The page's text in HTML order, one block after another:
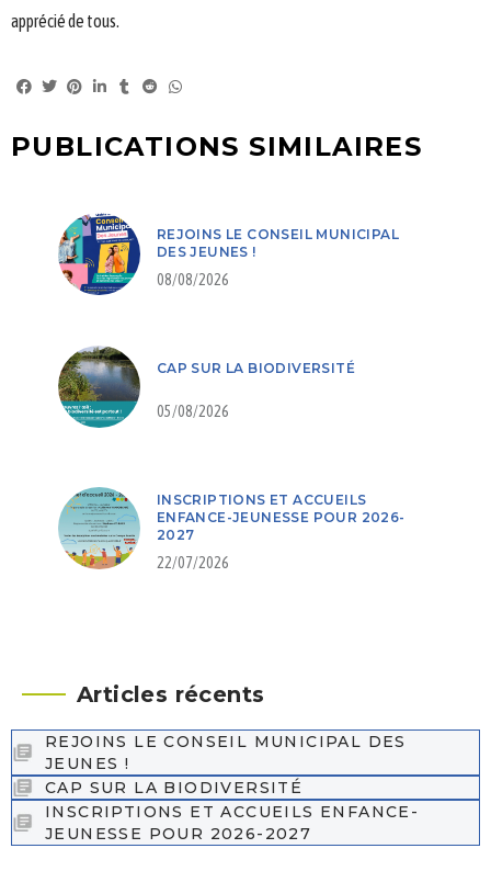
apprécié de tous.
PUBLICATIONS SIMILAIRES
REJOINS LE CONSEIL MUNICIPAL
DES JEUNES !
08/08/2026
CAP SUR LA BIODIVERSITÉ
05/08/2026
INSCRIPTIONS ET ACCUEILS
ENFANCE-JEUNESSE POUR 2026-
2027
22/07/2026
Articles récents
REJOINS LE CONSEIL MUNICIPAL DES
JEUNES !
CAP SUR LA BIODIVERSITÉ
INSCRIPTIONS ET ACCUEILS ENFANCE-
JEUNESSE POUR 2026-2027